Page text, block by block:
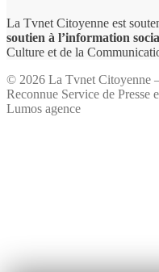
La Tvnet Citoyenne est
soutien à l’information
Culture et de la
© 2026 La Tvnet Citoyenne
Reconnue Service de Presse
Lumos agence